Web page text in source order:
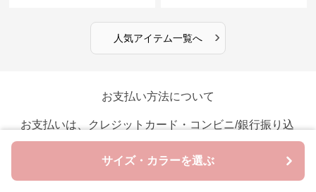
サイズ・カラーを選ぶ
人気アイテム一覧へ ›
お支払い方法について
お支払いは、クレジットカード・コンビニ/銀行振り込
み・各種QR決済に対応しています。
クレジットカード